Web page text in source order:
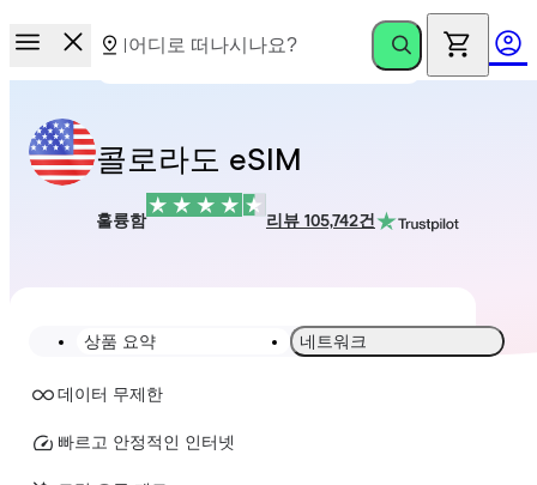
콜로라도 eSIM
훌륭함 리뷰 105,742건
상품 요약 네트워크
데이터 무제한
빠르고 안정적인 인터넷